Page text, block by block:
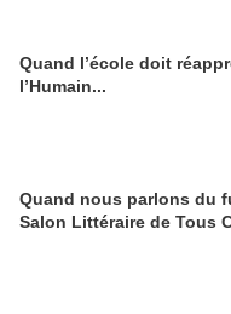
Quand l’école doit
l’Humain...
Quand nous parlons du
Salon Littéraire de Tous